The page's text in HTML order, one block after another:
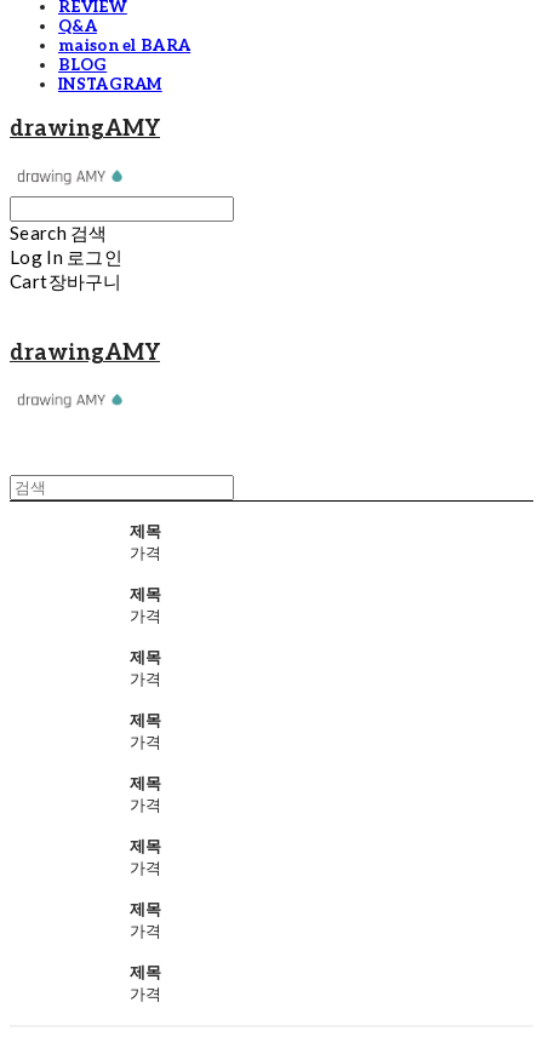
REVIEW
Q&A
maison el BARA
BLOG
INSTAGRAM
drawingAMY
Search 검색
Log In 로그인
Cart장바구니
drawingAMY
제목
가격
제목
가격
제목
가격
제목
가격
제목
가격
제목
가격
제목
가격
제목
가격